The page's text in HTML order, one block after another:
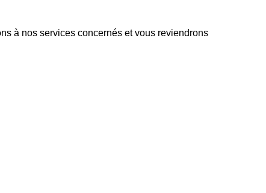
à nos services concernés et vous reviendrons